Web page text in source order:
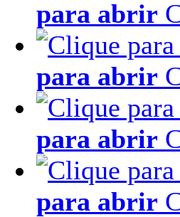
para abrir
para abrir
para abrir
para abrir